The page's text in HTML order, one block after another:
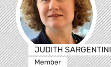
JUDITH SARGENTINI
Member